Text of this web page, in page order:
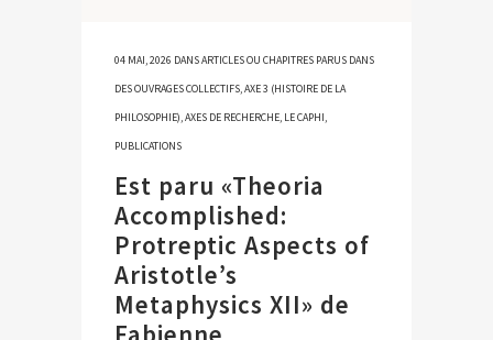
04 MAI, 2026 DANSARTICLES OU CHAPITRES PARUS DANS
DES OUVRAGES COLLECTIFS,AXE 3 (HISTOIRE DE LA
PHILOSOPHIE),AXES DE RECHERCHE, LE CAPHI,
PUBLICATIONS
Est paru «Theoria
Accomplished:
Protreptic Aspects of
Aristotle’s
Metaphysics XII» de